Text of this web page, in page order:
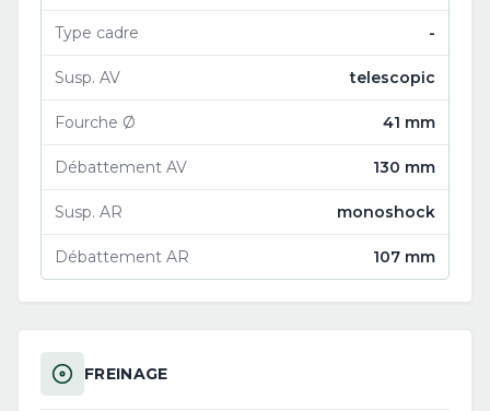
Type cadre -
Susp. AV telescopic
Fourche Ø 41 mm
Débattement AV 130 mm
Susp. AR monoshock
Débattement AR 107 mm
FREINAGE